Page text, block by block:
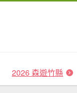
2026 森遊竹縣